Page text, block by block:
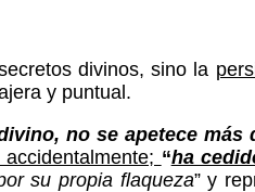
divinos, sino la
y puntual.
no se apetece más
“ha
su propia flaqueza” y